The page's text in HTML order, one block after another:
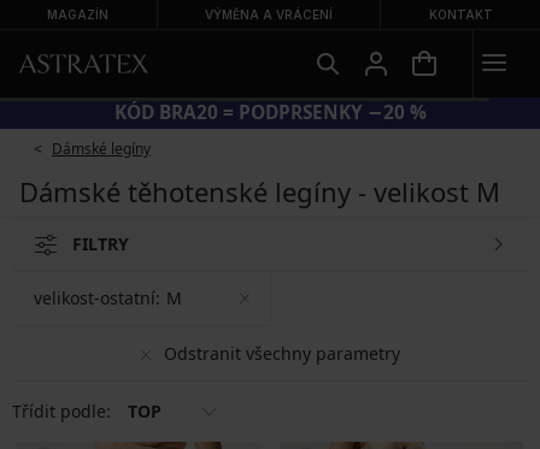
MAGAZÍN VÝMĚNA A VRÁCENÍ KONTAKT
KÓD BRA20 = PODPRSENKY −20 %
Dámské legíny
Dámské těhotenské legíny - velikost M
FILTRY
Odstranit všechny parametry
velikost-ostatní: M
Třídit podle: TOP